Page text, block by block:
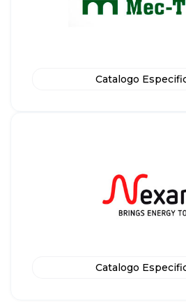
Catalogo
Catalogo